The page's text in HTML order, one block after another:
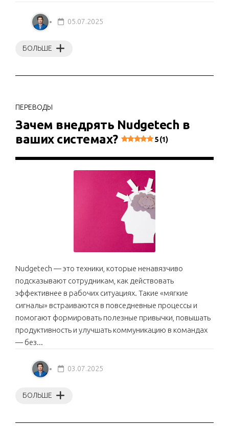
БОЛЬШЕ
05.07.2025
ПЕРЕВОДЫ
Зачем внедрять Nudgetech в
ваших системах?
5 (1)
Nudgetech — это техники, которые ненавязчиво
подсказывают сотрудникам, как действовать
эффективнее в рабочих ситуациях. Такие «мягкие
сигналы» встраиваются в повседневные процессы и
помогают формировать полезные привычки, повышать
продуктивность и улучшать коммуникацию в командах
— без...
БОЛЬШЕ
03.07.2025